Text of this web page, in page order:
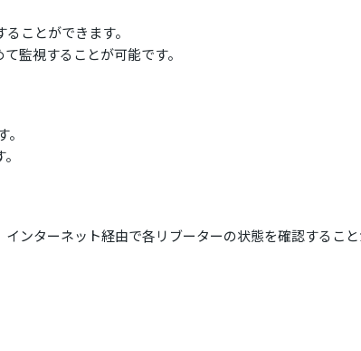
ことができます。
監視することが可能です。
ンターネット経由で各リブーターの状態を確認すること